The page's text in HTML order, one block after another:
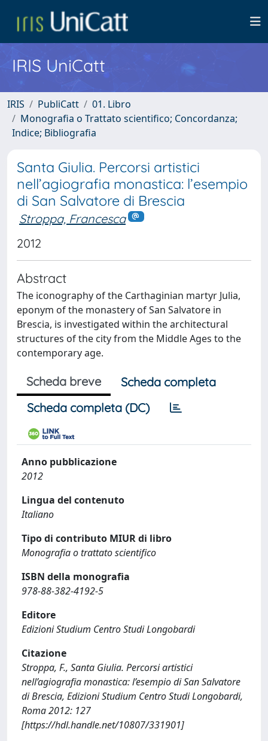
IRIS UniCatt
IRIS PubliCatt
01. Libro
Monografia o Trattato scientifico; Concordanza;
Indice; Bibliografia
Santa Giulia. Percorsi artistici
nell’agiografia monastica: l’esempio
di San Salvatore di Brescia
Stroppa, Francesca
2012
Abstract
The iconography of the Carthaginian martyr Julia,
eponym of the monastery of San Salvatore in
Brescia, is investigated within the architectural
structures of the city from the Middle Ages to the
contemporary age.
Scheda breve
Scheda completa
Scheda completa (DC)
Anno pubblicazione
2012
Lingua del contenuto
Italiano
Tipo di contributo MIUR di libro
Monografia o trattato scientifico
ISBN della monografia
978-88-382-4192-5
Editore
Edizioni Studium Centro Studi Longobardi
Citazione
Stroppa, F., Santa Giulia. Percorsi artistici
nell’agiografia monastica: l’esempio di San Salvatore
di Brescia, Edizioni Studium Centro Studi Longobardi,
Roma 2012: 127
[https://hdl.handle.net/10807/331901]